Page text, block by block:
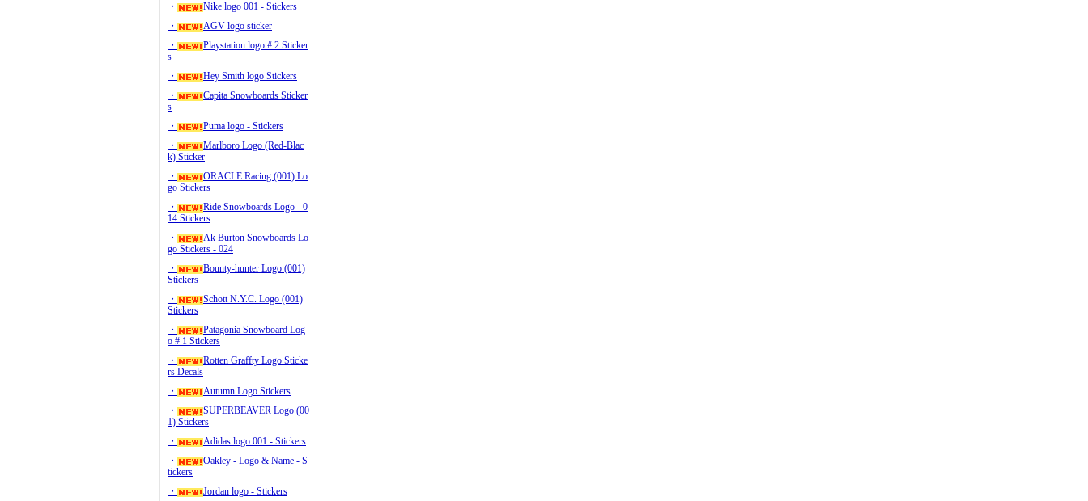
・
Nike logo 001 - Stickers
・
AGV logo sticker
・
Playstation logo # 2 Sticker
s
・
Hey Smith logo Stickers
・
Capita Snowboards Sticker
s
・
Puma logo - Stickers
・
Marlboro Logo (Red-Blac
k) Sticker
・
ORACLE Racing (001) Lo
go Stickers
・
Ride Snowboards Logo - 0
14 Stickers
・
Ak Burton Snowboards Lo
go Stickers - 024
・
Bounty-hunter Logo (001)
Stickers
・
Schott N.Y.C. Logo (001)
Stickers
・
Patagonia Snowboard Log
o # 1 Stickers
・
Rotten Graffty Logo Sticke
rs Decals
・
Autumn Logo Stickers
・
SUPERBEAVER Logo (00
1) Stickers
・
Adidas logo 001 - Stickers
・
Oakley - Logo & Name - S
tickers
・
Jordan logo - Stickers